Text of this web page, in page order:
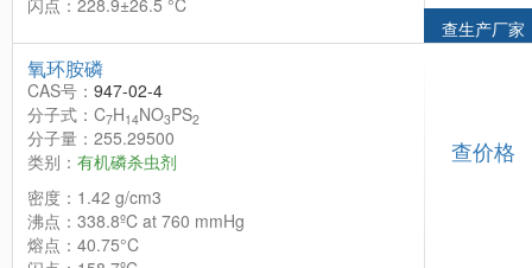
闪点：228.9±26.5 °C
查生产厂家
氧环胺磷
CAS号： 947-02-4
分子式：C7H14NO3PS2
分子量：255.29500
类别： 有机磷杀虫剂
密度：1.42 g/cm3
沸点：338.8ºC at 760 mmHg
熔点：40.75°C
查价格